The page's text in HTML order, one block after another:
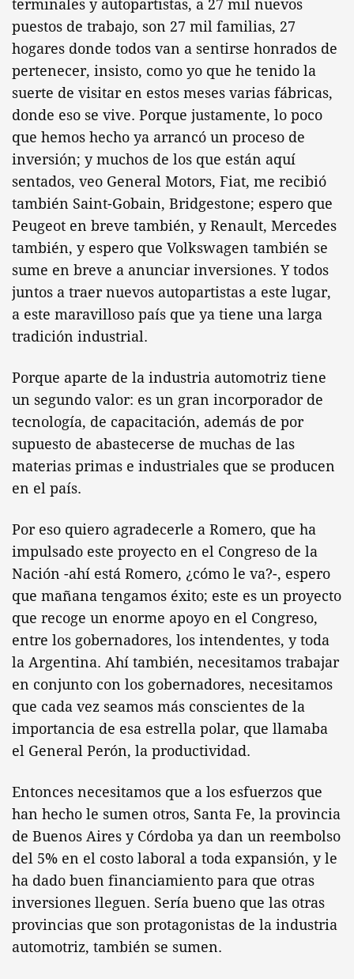
terminales y autopartistas, a 27 mil nuevos
puestos de trabajo, son 27 mil familias, 27
hogares donde todos van a sentirse honrados de
pertenecer, insisto, como yo que he tenido la
suerte de visitar en estos meses varias fábricas,
donde eso se vive. Porque justamente, lo poco
que hemos hecho ya arrancó un proceso de
inversión; y muchos de los que están aquí
sentados, veo General Motors, Fiat, me recibió
también Saint-Gobain, Bridgestone; espero que
Peugeot en breve también, y Renault, Mercedes
también, y espero que Volkswagen también se
sume en breve a anunciar inversiones. Y todos
juntos a traer nuevos autopartistas a este lugar,
a este maravilloso país que ya tiene una larga
tradición industrial.
Porque aparte de la industria automotriz tiene
un segundo valor: es un gran incorporador de
tecnología, de capacitación, además de por
supuesto de abastecerse de muchas de las
materias primas e industriales que se producen
en el país.
Por eso quiero agradecerle a Romero, que ha
impulsado este proyecto en el Congreso de la
Nación -ahí está Romero, ¿cómo le va?-, espero
que mañana tengamos éxito; este es un proyecto
que recoge un enorme apoyo en el Congreso,
entre los gobernadores, los intendentes, y toda
la Argentina. Ahí también, necesitamos trabajar
en conjunto con los gobernadores, necesitamos
que cada vez seamos más conscientes de la
importancia de esa estrella polar, que llamaba
el General Perón, la productividad.
Entonces necesitamos que a los esfuerzos que
han hecho le sumen otros, Santa Fe, la provincia
de Buenos Aires y Córdoba ya dan un reembolso
del 5% en el costo laboral a toda expansión, y le
ha dado buen financiamiento para que otras
inversiones lleguen. Sería bueno que las otras
provincias que son protagonistas de la industria
automotriz, también se sumen.